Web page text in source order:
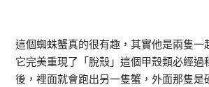
這個蜘蛛蟹真的很有趣，其實他是兩隻一
它完美重現了「脫殼」這個甲殼類必經過
後，裡面就會跑出另一隻蟹，外面那隻是